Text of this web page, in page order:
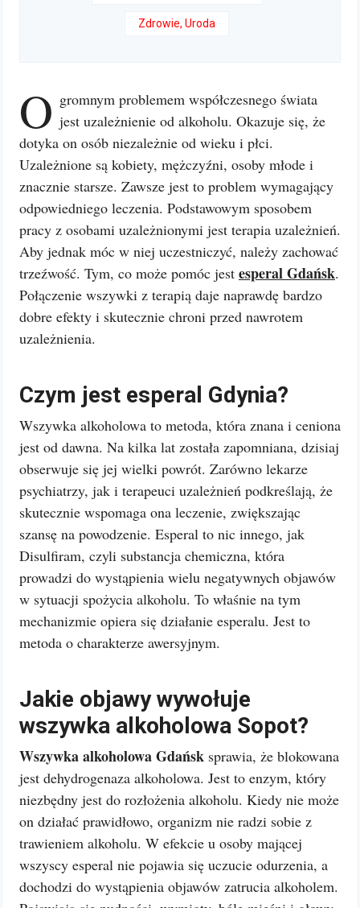
Zdrowie, Uroda
O gromnym problemem współczesnego świata
jest uzależnienie od alkoholu. Okazuje się, że
dotyka on osób niezależnie od wieku i płci.
Uzależnione są kobiety, mężczyźni, osoby młode i
znacznie starsze. Zawsze jest to problem wymagający
odpowiedniego leczenia. Podstawowym sposobem
pracy z osobami uzależnionymi jest terapia uzależnień.
Aby jednak móc w niej uczestniczyć, należy zachować
trzeźwość. Tym, co może pomóc jest esperal Gdańsk.
Połączenie wszywki z terapią daje naprawdę bardzo
dobre efekty i skutecznie chroni przed nawrotem
uzależnienia.
Czym jest esperal Gdynia?
Wszywka alkoholowa to metoda, która znana i ceniona
jest od dawna. Na kilka lat została zapomniana, dzisiaj
obserwuje się jej wielki powrót. Zarówno lekarze
psychiatrzy, jak i terapeuci uzależnień podkreślają, że
skutecznie wspomaga ona leczenie, zwiększając
szansę na powodzenie. Esperal to nic innego, jak
Disulfiram, czyli substancja chemiczna, która
prowadzi do wystąpienia wielu negatywnych objawów
w sytuacji spożycia alkoholu. To właśnie na tym
mechanizmie opiera się działanie esperalu. Jest to
metoda o charakterze awersyjnym.
Jakie objawy wywołuje
wszywka alkoholowa Sopot?
Wszywka alkoholowa Gdańsk sprawia, że blokowana
jest dehydrogenaza alkoholowa. Jest to enzym, który
niezbędny jest do rozłożenia alkoholu. Kiedy nie może
on działać prawidłowo, organizm nie radzi sobie z
trawieniem alkoholu. W efekcie u osoby mającej
wszyscy esperal nie pojawia się uczucie odurzenia, a
dochodzi do wystąpienia objawów zatrucia alkoholem.